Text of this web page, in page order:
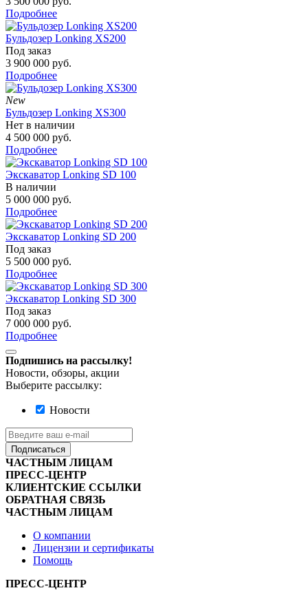
Подробнее
Бульдозер Lonking XS200
Под заказ
3 900 000 руб.
Подробнее
New
Бульдозер Lonking XS300
Нет в наличии
4 500 000 руб.
Подробнее
Экскаватор Lonking SD 100
В наличии
5 000 000 руб.
Подробнее
Экскаватор Lonking SD 200
Под заказ
5 500 000 руб.
Подробнее
Экскаватор Lonking SD 300
Под заказ
7 000 000 руб.
Подробнее
Подпишись на рассылку!
Новости, обзоры, акции
Выберите рассылку:
Новости
Подписаться
ЧАСТНЫМ ЛИЦАМ
ПРЕСС-ЦЕНТР
КЛИЕНТСКИЕ ССЫЛКИ
ОБРАТНАЯ СВЯЗЬ
ЧАСТНЫМ ЛИЦАМ
О компании
Лицензии и сертификаты
Помощь
ПРЕСС-ЦЕНТР